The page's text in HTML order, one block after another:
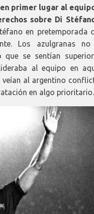
primer lugar al
sobre Di
en pretemporada
Los azulgranas
que se sentían
al equipo en
al argentino
en algo prioritario.